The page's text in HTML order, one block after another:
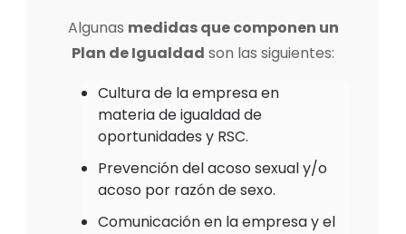
Algunas medidas que componen un
Plan de Igualdad son las siguientes:
Cultura de la empresa en
materia de igualdad de
oportunidades y RSC.
Prevención del acoso sexual y/o
acoso por razón de sexo.
Comunicación en la empresa y el